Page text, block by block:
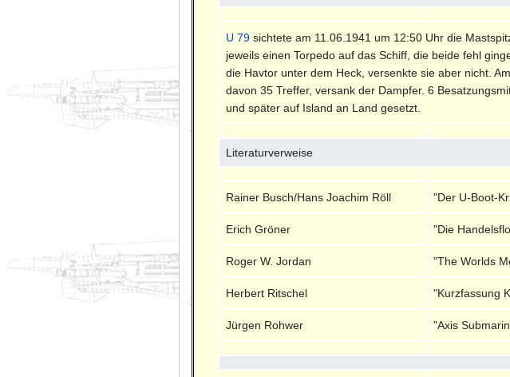
U 79 sichtete am 11.06.1941 um 12:50 Uhr die
jeweils einen Torpedo auf das Schiff, die beide fehl
die Havtor unter dem Heck, versenkte sie aber nicht.
davon 35 Treffer, versank der Dampfer. 6
und später auf Island an Land gesetzt.
Literaturverweise
Rainer Busch/Hans Joachim Röll "Der U-Boot-
Erich Gröner "Die
Roger W. Jordan "The Worlds
Herbert Ritschel "Kurzfassung
Jürgen Rohwer "Axis